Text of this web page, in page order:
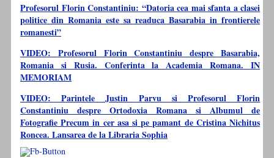
Profesorul Florin Constantiniu: “Datoria cea mai sfanta a clasei
politice din Romania este sa readuca Basarabia in frontierele
romanesti”
VIDEO: Profesorul Florin Constantiniu despre Basarabia,
Romania si Rusia. Conferinta la Academia Romana. IN
MEMORIAM
VIDEO: Parintele Justin Parvu si Profesorul Florin
Constantiniu despre Ortodoxia Romana si Albumul de
Fotografie Precum in cer asa si pe pamant de Cristina Nichitus
Roncea. Lansarea de la Libraria Sophia